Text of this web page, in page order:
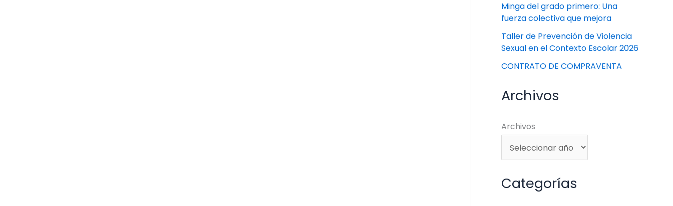
Minga del grado primero: Una
fuerza colectiva que mejora
Taller de Prevención de Violencia
Sexual en el Contexto Escolar 2026
CONTRATO DE COMPRAVENTA
Archivos
Archivos
Categorías